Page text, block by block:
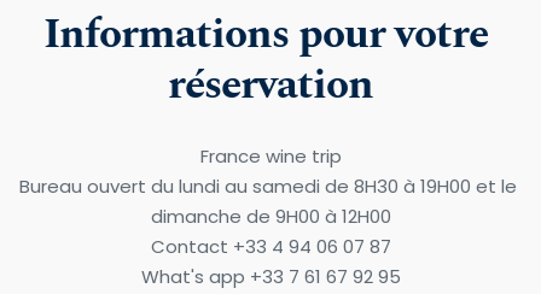
Informations pour votre
réservation
France wine trip
Bureau ouvert du lundi au samedi de 8H30 à 19H00 et le
dimanche de 9H00 à 12H00
Contact +33 4 94 06 07 87
What's app +33 7 61 67 92 95